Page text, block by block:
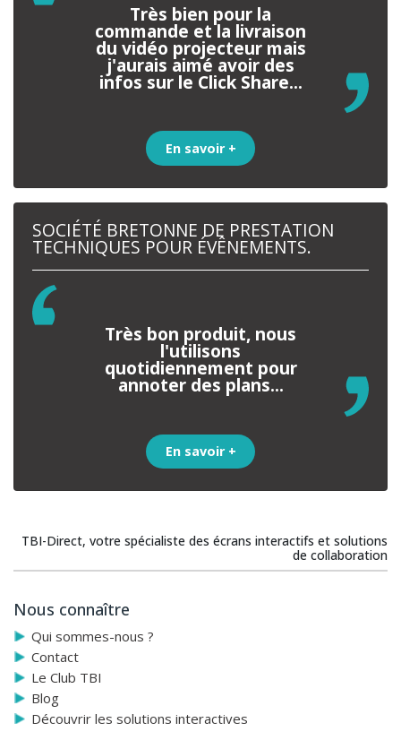
Très bien pour la
commande et la livraison
du vidéo projecteur mais
j'aurais aimé avoir des
infos sur le Click Share...
En savoir +
SOCIÉTÉ BRETONNE DE PRESTATION
TECHNIQUES POUR ÉVÊNEMENTS.
Très bon produit, nous
l'utilisons
quotidiennement pour
annoter des plans...
En savoir +
TBI-Direct, votre spécialiste des écrans interactifs et solutions
de collaboration
Nous connaître
Qui sommes-nous ?
Contact
Le Club TBI
Blog
Découvrir les solutions interactives